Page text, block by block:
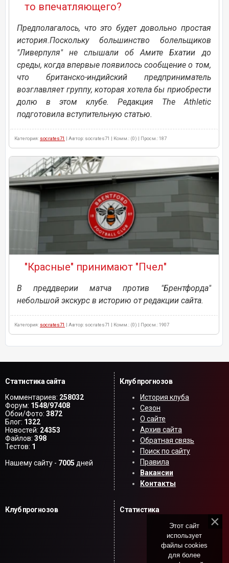
то впечатляющего?
Предполагалось, что это будет довольно простая
история.Поскольку большинство болельщиков
"Ливерпуля" не слышали об Амите Бхатии до
среды, когда впервые появилось сообщение о том,
что британско-индийский предприниматель
возглавляет группу, которая хотела бы приобрести
долю в этом клубе. Редакция The Athletic
подготовила вступительную статью.
Категория: socrates71 | Автор: socrates71 | Комм.: (0) | Просм.: 187
"Красные" принимают "Пчел"
В преддверии матча против "Брентфорда"
небольшой экскурс в историю от редакции сайта.
Категория: socrates71 | Автор: socrates71 | Комм.: (0) | Просм.: 1907
Статистика сайта
Комментариев: 258032
Форум: 1548/97408
Обои/Фото: 3872
Блог: 1322
Новостей: 24353
Файлов: 398
Тестов: 1
Нашему сайту - 7005 дней
Клуб прогнозов
История клуба
Сезон
О сайте
Архив сайта
Обратная связь
Поиск по сайту
Правила
Вакансии
Контакты
Клуб прогнозов Статистика
Этот сайт
использует
файлы cookies
для более